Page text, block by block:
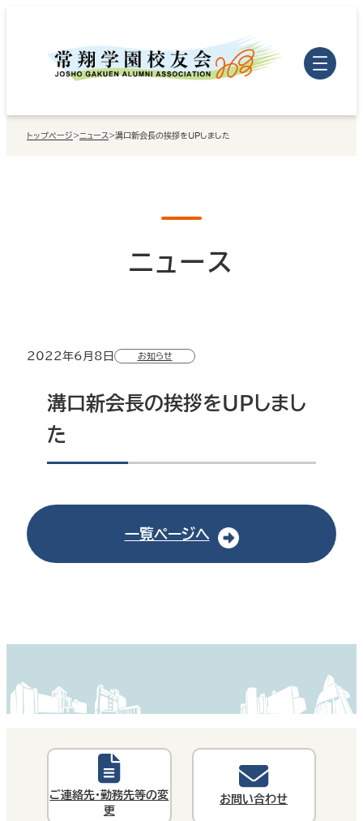
トップページ > ニュース >溝口新会長の挨拶をUPしました
ニュース
2022年6月8日 お知らせ
溝口新会長の挨拶をUPしまし
た
一覧ページへ
ご連絡先・勤務先等の変
更
お問い合わせ